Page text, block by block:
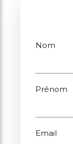
Nom
Prénom
Email